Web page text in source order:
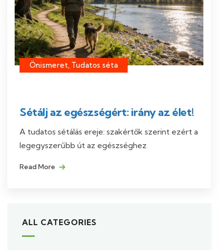
Önismeret, Tudatos séta
Sétálj az egészségért: irány az élet!
A tudatos sétálás ereje: szakértők szerint ezért a
legegyszerűbb út az egészséghez
Read More
ALL CATEGORIES